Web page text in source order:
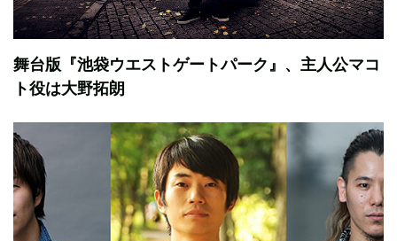
舞台版『池袋ウエストゲートパーク』、主人公マコ
ト役は大野拓朗